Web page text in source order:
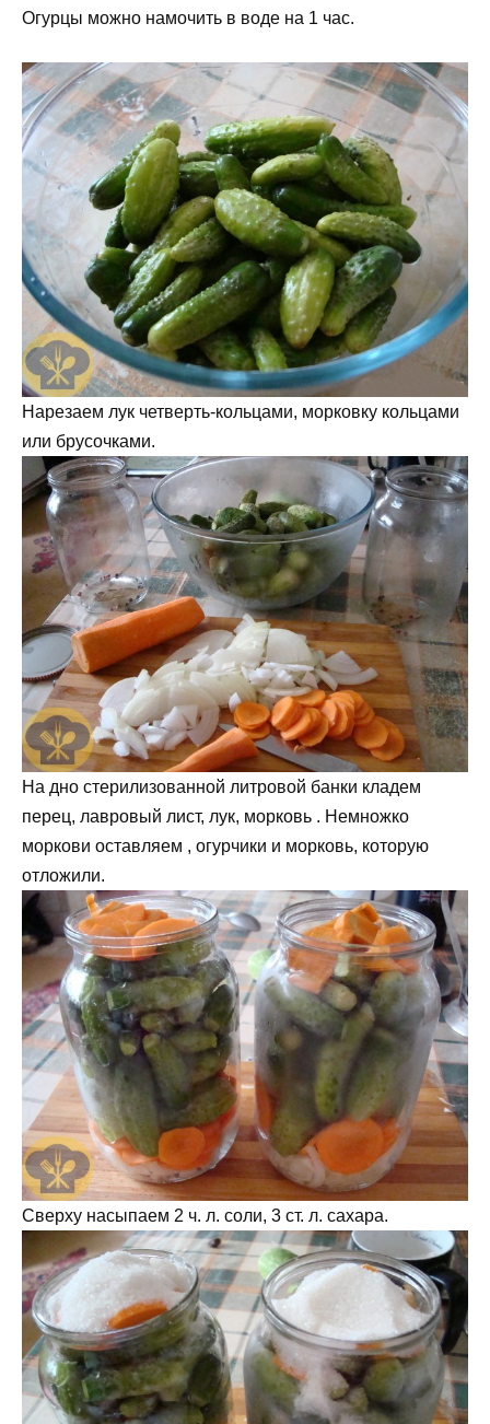
Огурцы можно намочить в воде на 1 час.
Нарезаем лук четверть-кольцами, морковку кольцами
или брусочками.
На дно стерилизованной литровой банки кладем
перец, лавровый лист, лук, морковь . Немножко
моркови оставляем , огурчики и морковь, которую
отложили.
Сверху насыпаем 2 ч. л. соли, 3 ст. л. сахара.